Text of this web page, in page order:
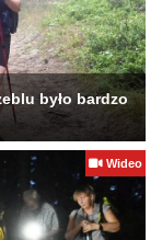
było bardzo
Wideo